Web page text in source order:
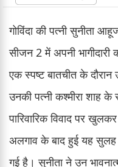
गोविंदा की पत्नी सुनीता
सीजन 2 में अपनी
एक स्पष्ट बातचीत के
उनकी पत्नी कश्मीरा
पारिवारिक विवाद पर
अलगाव के बाद हुई यह
गई है। सुनीता ने उन